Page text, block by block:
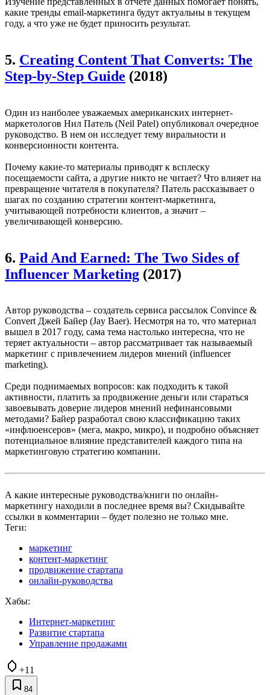
какие тренды email-маркетинга будут актуальны в текущем
году, а что уже не будет приносить результат.
5. Creating Content That Converts: The
Step-by-Step Guide (2018)
Один из наиболее уважаемых американских интернет-
маркетологов Нил Патель (Neil Patel) опубликовал очередное
руководство. В нем он исследует тему виральности и
конверсионности контента.
Почему какие-то материалы приводят к всплеску
посещаемости сайта, а другие никто не читает? Что влияет на
превращение читателя в покупателя? Патель рассказывает о
шагах по созданию стратегии контент-маркетинга,
учитывающей потребности клиентов, а значит –
увеличивающей конверсию.
6. Paid And Earned: The Two Sides of
Influencer Marketing (2017)
Автор руководства – создатель сервиса рассылок Convince &
Convert Джей Байер (Jay Baer). Несмотря на то, что материал
вышел в 2017 году, сама тема настолько интересна, что не
теряет актуальности – автор рассматривает так называемый
маркетинг с привлечением лидеров мнений (influencer
marketing).
Среди поднимаемых вопросов: как подходить к такой
активности, платить за продвижение деньги или стараться
завоевывать доверие лидеров мнений нефинансовыми
методами? Байер разработал свою классификацию таких
«инфлюенсеров» (мега, макро, микро), и подробно объясняет
потенциальное влияние представителей каждого типа на
маркетинговую стратегию компании.
А какие интересные руководства/книги по онлайн-
маркетингу находили в последнее время вы? Скидывайте
ссылки в комментарии – будет полезно не только мне.
Теги:
маркетинг
контент-маркетинг
продвижение стартапа
онлайн-руководства
Хабы:
Интернет-маркетинг
Развитие стартапа
Управление продажами
+11
84